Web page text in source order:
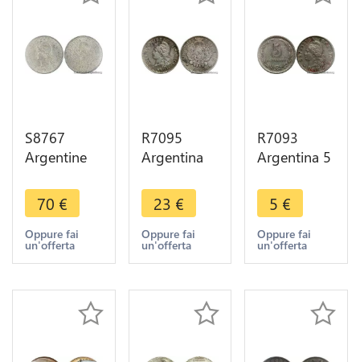
S8767
Argentine
Centavos
1883 PCGS
AU58
Argent
> Faire
70 €
Oppure fai
un'offerta
R7095
Argentina
Centavos
Libertad
1882 Silver
-> Make
23 €
Oppure fai
un'offerta
R7093
Argentina 5
1940 ->
Make offer
5 €
Oppure fai
un'offerta